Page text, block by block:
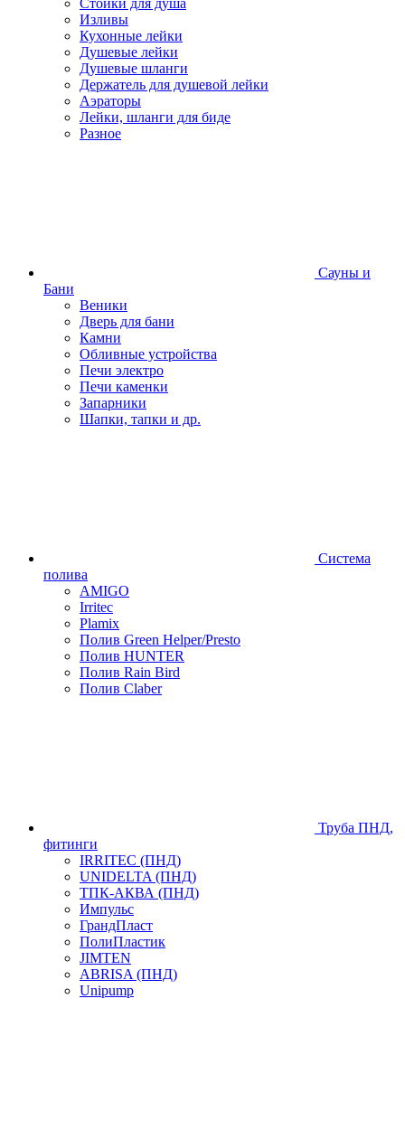
Стойки для душа
Изливы
Кухонные лейки
Душевые лейки
Душевые шланги
Держатель для душевой лейки
Аэраторы
Лейки, шланги для биде
Разное
Сауны и
Бани
Веники
Дверь для бани
Камни
Обливные устройства
Печи электро
Печи каменки
Запарники
Шапки, тапки и др.
Система
полива
AMIGO
Irritec
Plamix
Полив Green Helper/Presto
Полив HUNTER
Полив Rain Bird
Полив Claber
Труба ПНД,
фитинги
IRRITEC (ПНД)
UNIDELTA (ПНД)
ТПК-АКВА (ПНД)
Импульс
ГрандПласт
ПолиПластик
JIMTEN
ABRISA (ПНД)
Unipump